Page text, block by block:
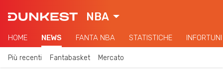
NBA
HOME NEWS FANTA NBA STATISTICHE INFORTUNI
Più recenti Fantabasket Mercato